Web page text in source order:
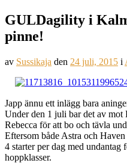
GULDagility i
pinne!
av Sussikaja den 24 juli, 2015 i
Japp ännu ett inlägg bara
Under den 1 juli bar det av
Rebecca för att bo och tävla
Eftersom både Astra och
4 starter per dag med undantag
hoppklasser.